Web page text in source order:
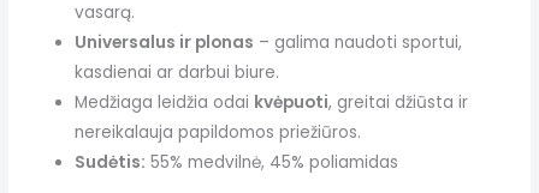
vasarą.
Universalus ir plonas – galima naudoti sportui,
kasdienai ar darbui biure.
Medžiaga leidžia odai kvėpuoti, greitai džiūsta ir
nereikalauja papildomos priežiūros.
Sudėtis: 55% medvilnė, 45% poliamidas